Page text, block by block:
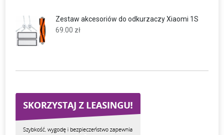
Zestaw akcesoriów do odkurzaczy Xiaomi 1S
69.00 zł